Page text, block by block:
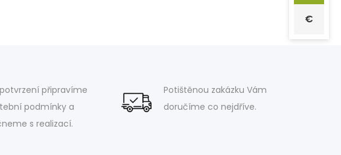
připravíme
podmínky a
s realizací.
Potištěnou zakázku Vám
doručíme co nejdříve.
€